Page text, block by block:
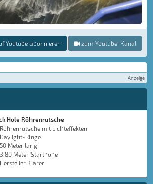
Youtube abonnieren zum Youtube-Kanal
Anzeige
Hole Röhrenrutsche
Röhrenrutsche mit Lichteffekten
Daylight-Ringe
50 Meter lang
3,80 Meter Starthöhe
Hersteller Klarer